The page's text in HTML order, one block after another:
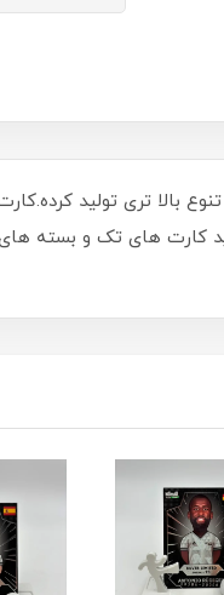
کارت های محبوب کیمدی فوتبال سری 2024 تجربه خوبی کسب کرده بود، کارت های سری 2025 رو
انواع کارت های کیمدی فوتبال 2025 میپردازیم. اگر قصد خرید